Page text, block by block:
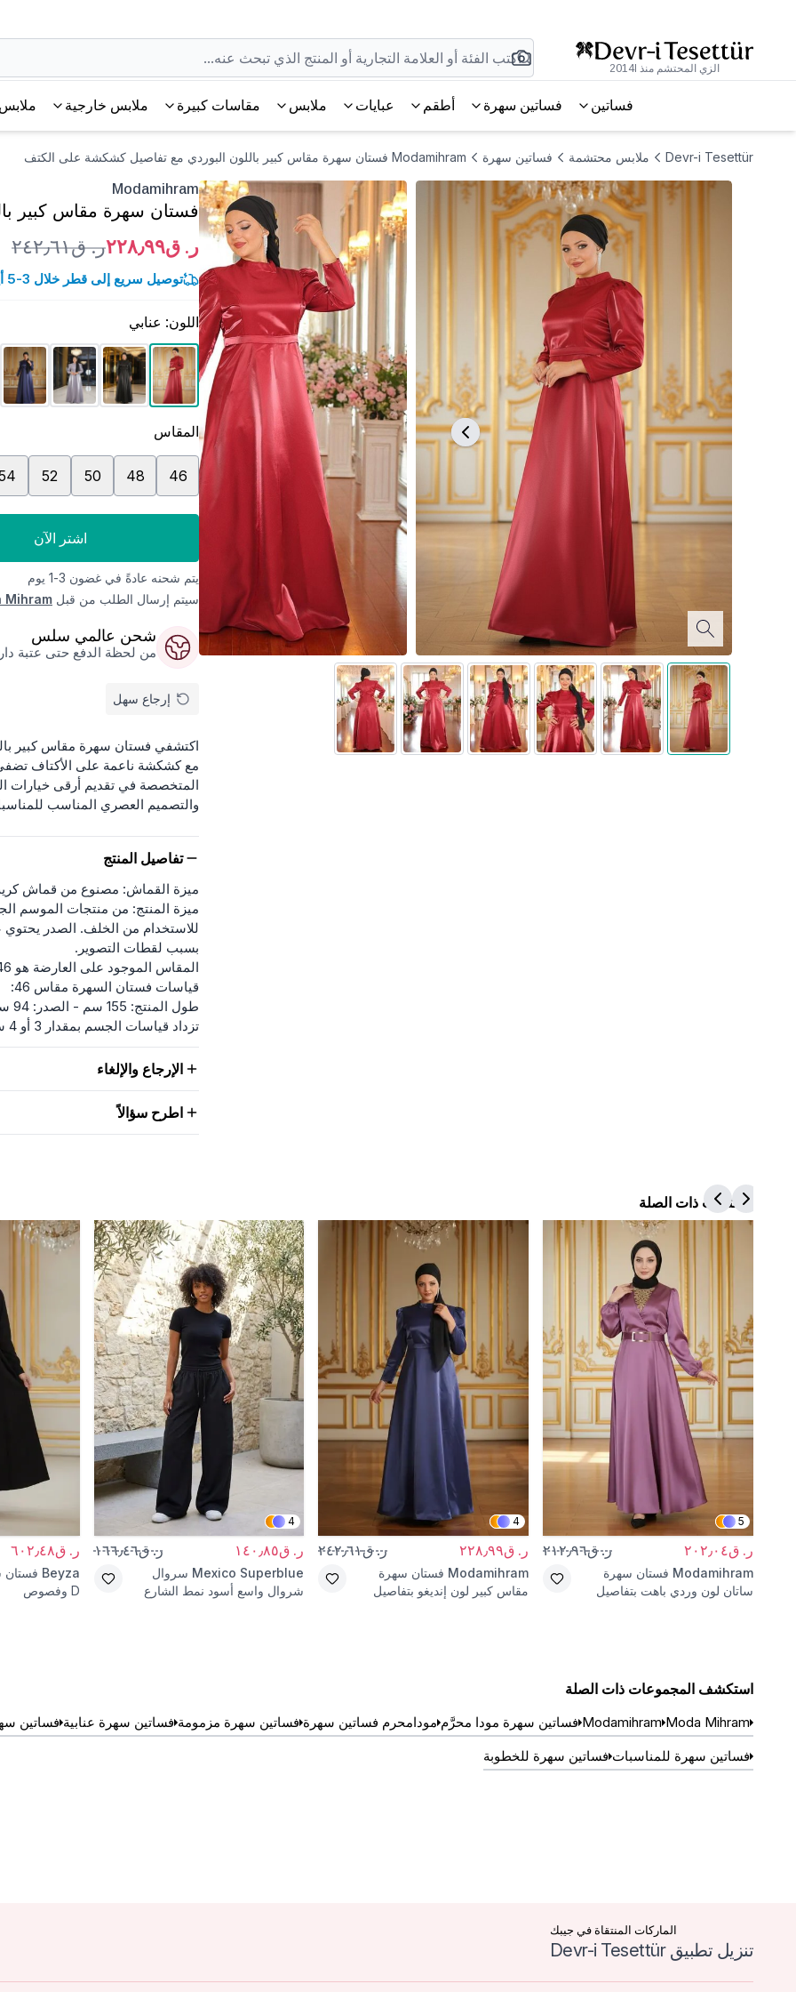
الزي المحتشم منذ 2014l
فساتين فساتين سهرة أطقم عبايات ملابس مقاسات كبيرة ملابس خارجية
Devr-i Tesettür ملابس محتشمة فساتين سهرة Modamihram فستان سهرة مقاس كبير باللون البوردي مع تفاصيل كشكشة على الكتف
Modamihram
فستان سهرة مقاس كبير
ر. ق٢٢٨٫٩٩ ر. ق٢٤٢٫٦١
توصيل سريع إلى قطر خلال 3-5 أيام عمل.
اللون: عنابي
المقاس
46
48
50
52
اشتر الآن
يتم شحنه عادةً في غضون 3-1 يوم
سيتم إرسال الطلب من قبل Mihram
شحن عالمي سلس
من لحظة الدفع حتى عتبة
إرجاع سهل
المتخصصة في تقديم أرقى خيارات
والتصميم العصري المناسب
تفاصيل المنتج
ميزة القماش: مصنوع من قماش
ميزة المنتج: من منتجات الموسم
للاستخدام من الخلف. الصدر
بسبب لقطات التصوير.
المقاس الموجود على العارضة هو 46.
قياسات فستان السهرة مقاس 46:
طول المنتج: 155 سم - الصدر: 94 سم - الخصر: 92 سم - الأرداف: 108 سم
تزداد قياسات الجسم بمقدار 3 أو 4 سم تدريجياً. (طول المنتج لا يتغير)
الإرجاع والإلغاء
اطرح سؤالاً
المنتجات ذات الصلة
5
ر. ق٢٠٢٫٠٤ ر. ق٢١٢٫٩٦
Modamihram فستان سهرة
ساتان لون وردي باهت بتفاصيل
4
ر. ق٢٢٨٫٩٩ ر. ق٢٤٢٫٦١
Modamihram فستان سهرة
مقاس كبير لون إنديغو بتفاصيل
4
ر. ق١٤٠٫٨٥ ر. ق١٦٦٫٤٦
Mexico Superblue سروال
شروال واسع أسود نمط الشارع
ر. ق٦٠٢٫٤٨
Beyza فستان
D وفصوص
استكشف المجموعات ذات الصلة
Moda Mihram
Modamihram فساتين سهرة مودا محرَّم مودامحرم فساتين سهرة فساتين سهرة مزمومة فساتين سهرة عنابية فساتين
فساتين سهرة للمناسبات فساتين سهرة للخطوبة
الماركات المنتقاة في جيبك
تنزيل تطبيق Devr-i Tesettür